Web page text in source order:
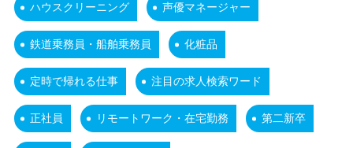
ハウスクリーニング 声優マネージャー
鉄道乗務員・船舶乗務員 化粧品
定時で帰れる仕事 注目の求人検索ワード
正社員 リモートワーク・在宅勤務 第二新卒